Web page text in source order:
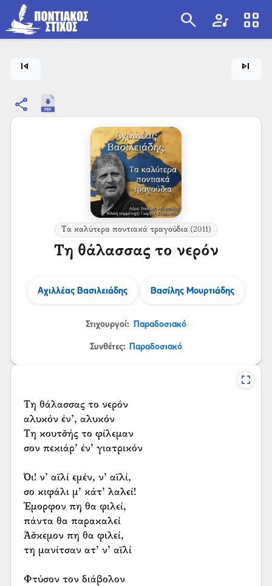
search artist view_cozy
skip_previous skip_next
share
Τα καλύτερα ποντιακά τραγούδια(2011)
Τη θάλασσας το νερόν
Αχιλλέας Βασιλειάδης Βασίλης Μουρτιάδης
Στιχουργοί: Παραδοσιακό
Συνθέτες: Παραδοσιακό
Τη θάλασσας το νερόν
αλυκόν έν’, αλυκόν
Τη κουτσ̌ής το φίλεμαν
σον πεκιάρ’ έν’ γιατρικόν
Όι! ν’ αϊλί εμέν, ν’ αϊλί,
σο κιφάλι μ’ κάτ’ λαλεί!
Έμορφον πη θα φιλεί,
πάντα θα παρακαλεί
Άσ̌κεμον πη θα φιλεί,
τη μανίτσαν ατ’ ν’ αϊλί
Φτύσον τον διάβολον